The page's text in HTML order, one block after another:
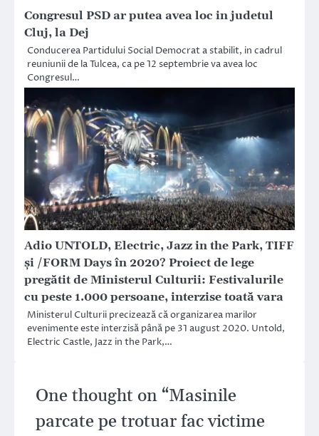
Congresul PSD ar putea avea loc in judetul
Cluj, la Dej
Conducerea Partidului Social Democrat a stabilit, in cadrul
reuniunii de la Tulcea, ca pe 12 septembrie va avea loc
Congresul…
Adio UNTOLD, Electric, Jazz in the Park, TIFF
și /FORM Days în 2020? Proiect de lege
pregătit de Ministerul Culturii: Festivalurile
cu peste 1.000 persoane, interzise toată vara
Ministerul Culturii precizează că organizarea marilor
evenimente este interzisă până pe 31 august 2020. Untold,
Electric Castle, Jazz in the Park,…
One thought on “Masinile
parcate pe trotuar fac victime